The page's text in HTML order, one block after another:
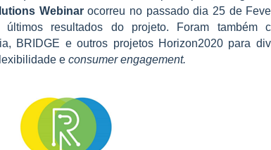
Webinarocorreu no passado dia 25 de
resultados do projeto. Foram também
BRIDGE e outros projetos Horizon2020 para
e consumer engagement.